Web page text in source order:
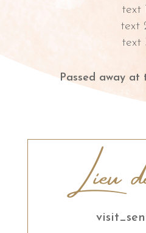
text
text
text
Passed away at
Lieu